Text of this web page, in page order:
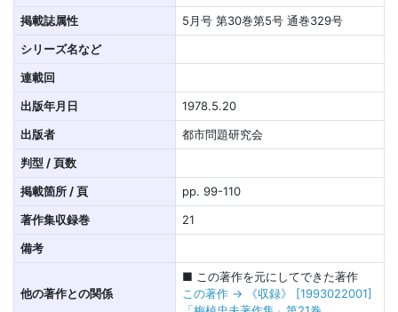
掲載誌属性
5月号 第30巻第5号 通巻329号
シリーズ名など
連載回
出版年月日
1978.5.20
出版者
都市問題研究会
判型 / 頁数
掲載箇所 / 頁
pp. 99-110
著作集収録巻
21
備考
他の著作との関係
■ この著作を元にしてできた著作
この著作 → 《収録》 [1993022001]